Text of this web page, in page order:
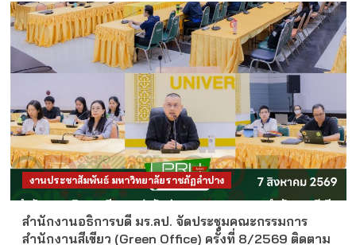
งานประชาสัมพันธ์ มหาวิทยาลัยราชภัฏลำปาง
สำนักงานอธิการบดี มร.ลป. จัดประชุมคณะกรรมการ
สำนักงานสีเขียว (Green Office) ครั้งที่ 8/2569 ติดตาม